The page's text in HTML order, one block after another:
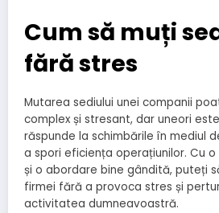
Cum să muți
fără stres
Mutarea sediului unei companii
complex și stresant, dar uneori
răspunde la schimbările în mediul
a spori eficiența operațiunilor. Cu
și o abordare bine gândită, puteți
firmei fără a provoca stres și
activitatea dumneavoastră.